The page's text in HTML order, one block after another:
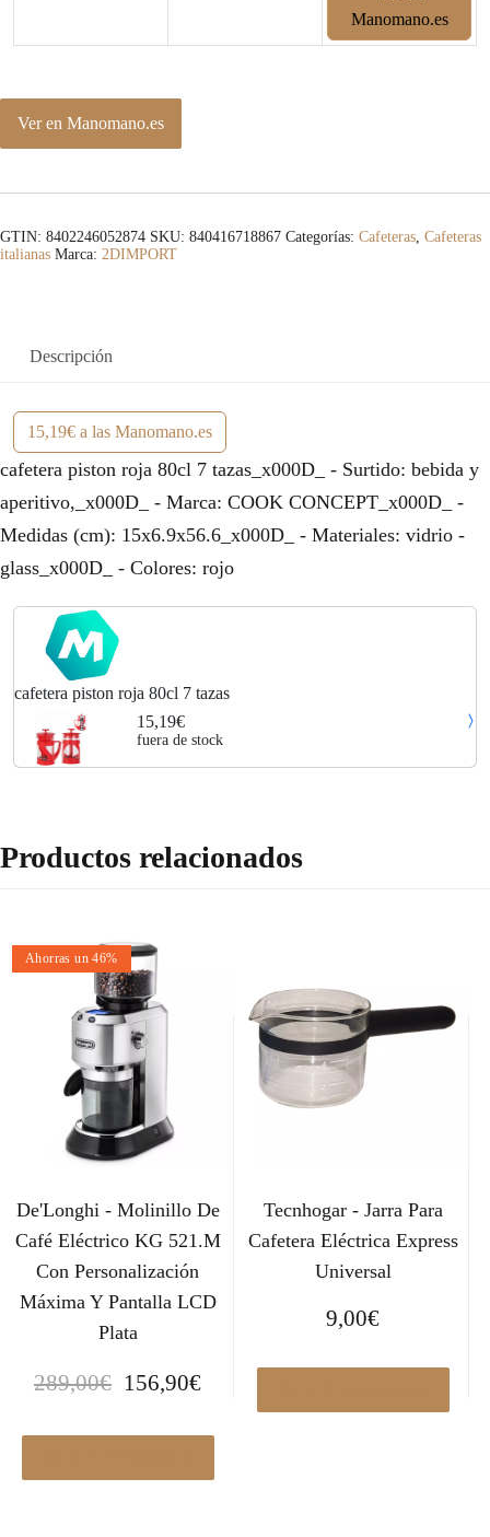
Manomano.es
Ver en Manomano.es
GTIN: 8402246052874 SKU: 840416718867 Categorías: Cafeteras, Cafeteras
italianas Marca: 2DIMPORT
Descripción
15,19€ a las Manomano.es
cafetera piston roja 80cl 7 tazas_x000D_ - Surtido: bebida y
aperitivo,_x000D_ - Marca: COOK CONCEPT_x000D_ -
Medidas (cm): 15x6.9x56.6_x000D_ - Materiales: vidrio -
glass_x000D_ - Colores: rojo
cafetera piston roja 80cl 7 tazas
15,19€
fuera de stock
Productos relacionados
Ahorras un 46%
De'Longhi - Molinillo De
Café Eléctrico KG 521.M
Con Personalización
Máxima Y Pantalla LCD
Plata
289,00€ E
p
e
156,90€
p
e
Tecnhogar - Jarra Para
Cafetera Eléctrica Express
Universal
9,00€